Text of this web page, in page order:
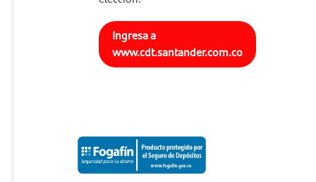
Ingresa a
www.cdt.santander.com.co